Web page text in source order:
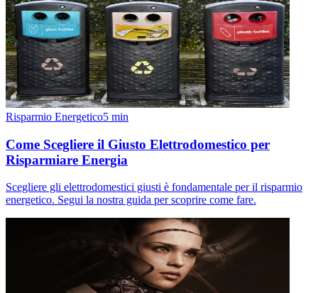
Risparmio Energetico5 min
Come Scegliere il Giusto Elettrodomestico per
Risparmiare Energia
Scegliere gli elettrodomestici giusti è fondamentale per il risparmio
energetico. Segui la nostra guida per scoprire come fare.